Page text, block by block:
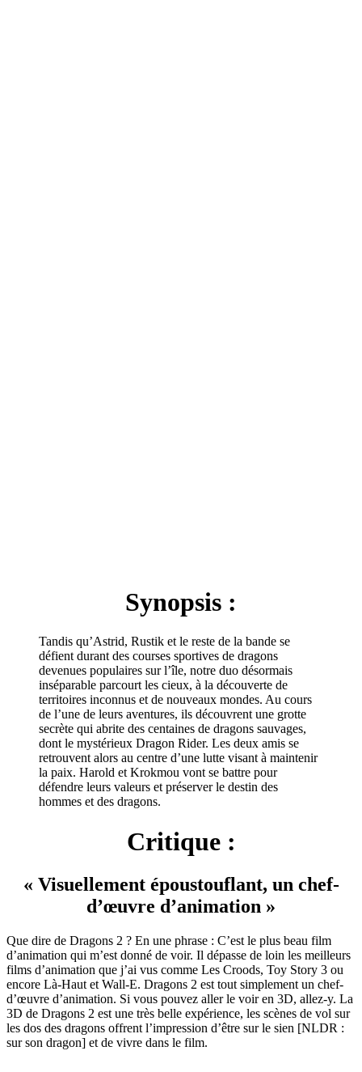
Synopsis :
Tandis qu’Astrid, Rustik et le reste de la bande se
défient durant des courses sportives de dragons
devenues populaires sur l’île, notre duo désormais
inséparable parcourt les cieux, à la découverte de
territoires inconnus et de nouveaux mondes. Au cours
de l’une de leurs aventures, ils découvrent une grotte
secrète qui abrite des centaines de dragons sauvages,
dont le mystérieux Dragon Rider. Les deux amis se
retrouvent alors au centre d’une lutte visant à maintenir
la paix. Harold et Krokmou vont se battre pour
défendre leurs valeurs et préserver le destin des
hommes et des dragons.
Critique :
« Visuellement époustouflant, un chef-
d’œuvre d’animation »
Que dire de Dragons 2 ? En une phrase : C’est le plus beau film
d’animation qui m’est donné de voir. Il dépasse de loin les meilleurs
films d’animation que j’ai vus comme Les Croods, Toy Story 3 ou
encore Là-Haut et Wall-E. Dragons 2 est tout simplement un chef-
d’œuvre d’animation. Si vous pouvez aller le voir en 3D, allez-y. La
3D de Dragons 2 est une très belle expérience, les scènes de vol sur
les dos des dragons offrent l’impression d’être sur le sien [NLDR :
sur son dragon] et de vivre dans le film.